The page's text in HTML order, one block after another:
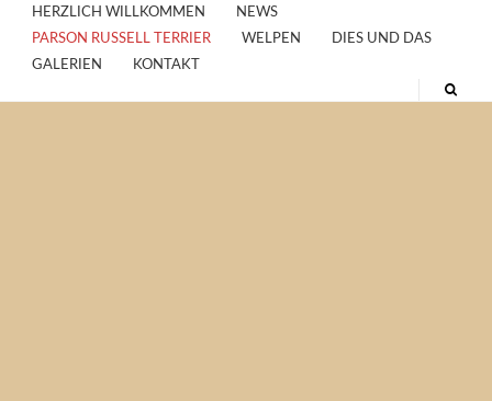
HERZLICH WILLKOMMEN
NEWS
PARSON RUSSELL TERRIER
WELPEN
DIES UND DAS
GALERIEN
KONTAKT